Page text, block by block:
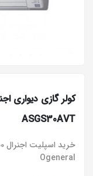
ASGS30AVT
Ogeneral